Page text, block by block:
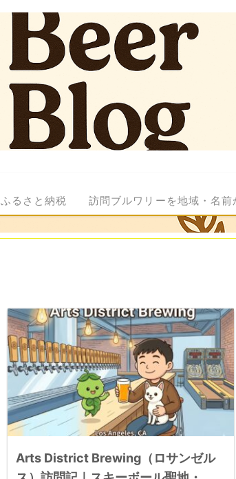
ふるさと納税 訪問ブルワリーを地域・名前
Arts District Brewing（ロサンゼル